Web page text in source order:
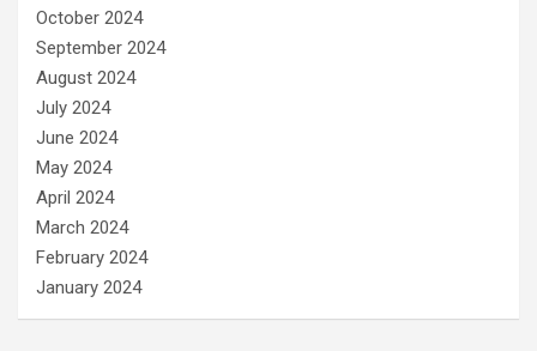
October 2024
September 2024
August 2024
July 2024
June 2024
May 2024
April 2024
March 2024
February 2024
January 2024